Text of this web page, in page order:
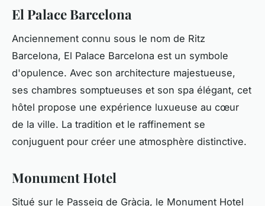
El Palace Barcelona
Anciennement connu sous le nom de Ritz
Barcelona, El Palace Barcelona est un symbole
d'opulence. Avec son architecture majestueuse,
ses chambres somptueuses et son spa élégant, cet
hôtel propose une expérience luxueuse au cœur
de la ville. La tradition et le raffinement se
conjuguent pour créer une atmosphère distinctive.
Monument Hotel
Situé sur le Passeig de Gràcia, le Monument Hotel